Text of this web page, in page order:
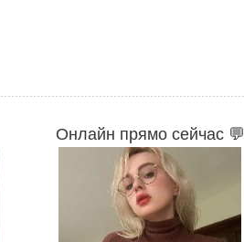
Онлайн прямо сейчас 💬